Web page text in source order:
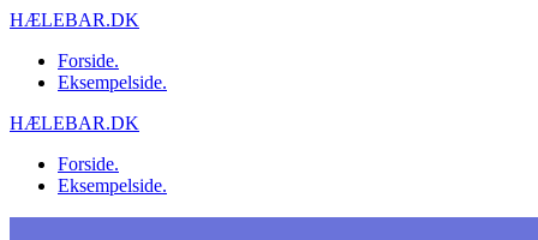
Skip
content
HÆLEBAR.DK
Forside.
Eksempelside.
HÆLEBAR.DK
Forside.
Eksempelside.